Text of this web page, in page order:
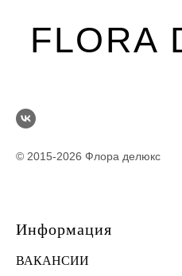
FLORA
© 2015-2026 Флора делюкс
Информация
ВАКАНСИИ